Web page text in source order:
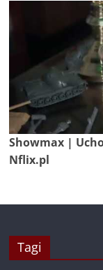
Showmax |
Nflix.pl
Tagi